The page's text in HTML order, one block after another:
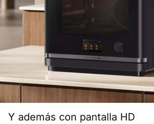
Y además con pantalla HD